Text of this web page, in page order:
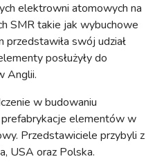
elektrowni atomowych na
SMR takie jak wybuchowe
swój udział
posłużyły do
Anglii.
w budowaniu
elementów w
Przedstawiciele przybyli z
USA oraz Polska.